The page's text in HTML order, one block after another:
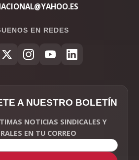
EN REDES
A NUESTRO BOLETÍN
NOTICIAS SINDICALES Y
EN TU CORREO